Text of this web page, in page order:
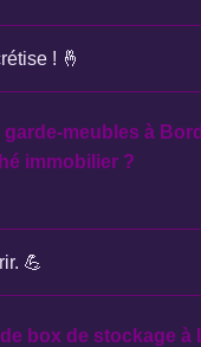
! 🤞
meubles à
immobilier ?
💪
box de stockage